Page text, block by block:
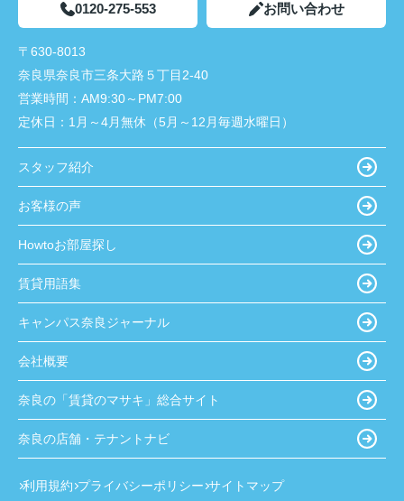
0120-275-553 お問い合わせ
〒630-8013
奈良県奈良市三条大路５丁目2-40
営業時間： AM9:30～PM7:00
定休日： 1月～4月無休（5月～12月毎週水曜日）
スタッフ紹介
お客様の声
Howtoお部屋探し
賃貸用語集
キャンパス奈良ジャーナル
会社概要
奈良の「賃貸のマサキ」総合サイト
奈良の店舗・テナントナビ
利用規約 プライバシーポリシー サイトマップ